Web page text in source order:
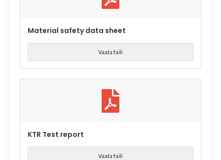
Material safety data sheet
Vaata faili
KTR Test report
Vaata faili